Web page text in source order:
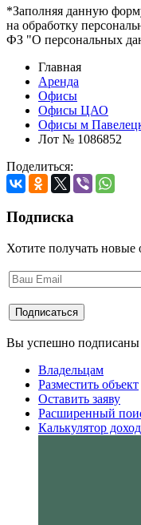
*Заполняя данную
на обработку
ФЗ "О персональных
Главная
Аренда
Офисы
Офисы ЦАО
Офисы м
Лот № 1086852
Поделиться:
Подписка
Хотите получать новые
Вы успешно подписаны
Владельцам
Разместить объект
Оставить заяву
Расширенный
Калькулятор